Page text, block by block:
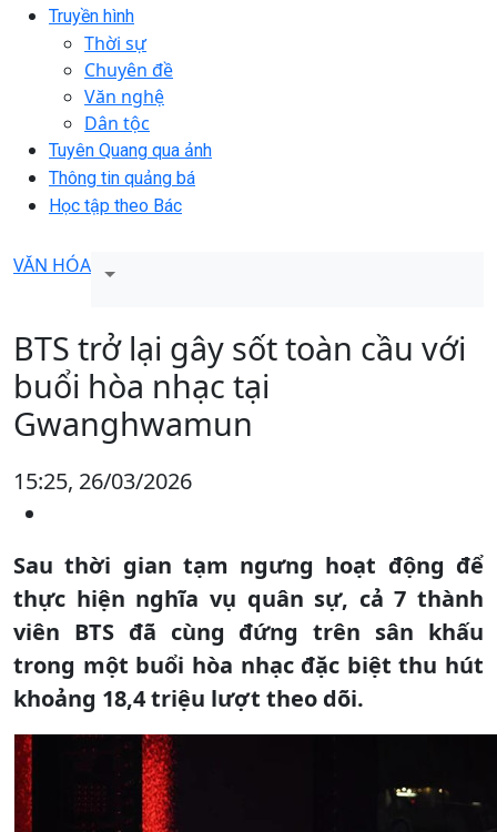
Truyền hình
Thời sự
Chuyên đề
Văn nghệ
Dân tộc
Tuyên Quang qua ảnh
Thông tin quảng bá
Học tập theo Bác
VĂN HÓA
BTS trở lại gây sốt toàn cầu với
buổi hòa nhạc tại
Gwanghwamun
15:25, 26/03/2026
Sau thời gian tạm ngưng hoạt động để
thực hiện nghĩa vụ quân sự, cả 7 thành
viên BTS đã cùng đứng trên sân khấu
trong một buổi hòa nhạc đặc biệt thu hút
khoảng 18,4 triệu lượt theo dõi.